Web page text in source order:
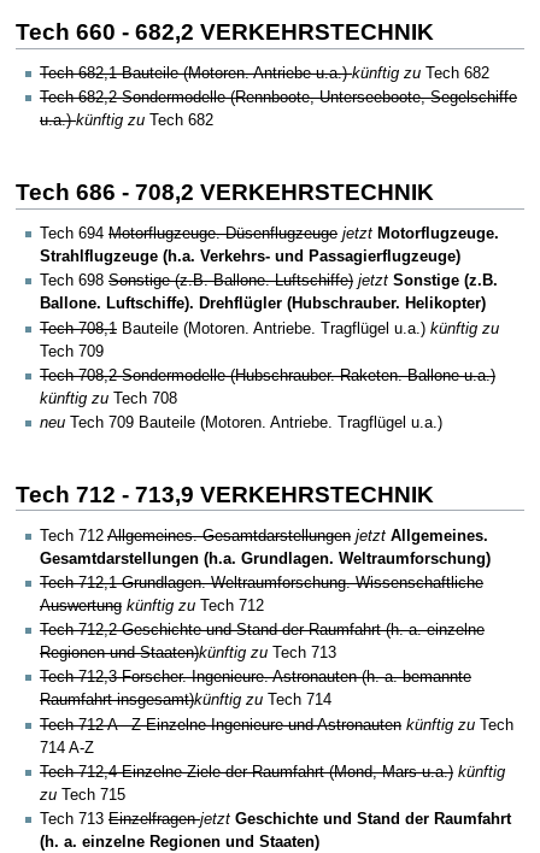
Tech 660 - 682,2 VERKEHRSTECHNIK
Tech 682,1 Bauteile (Motoren. Antriebe u.a.)künftig zu
Tech 682
Tech 682,2 Sondermodelle (Rennboote, Unterseeboote, Segelschiffe
u.a.)künftig zu Tech 682
Tech 686 - 708,2 VERKEHRSTECHNIK
Tech 694 Motorflugzeuge. Düsenflugzeuge jetzt Motorflugzeuge.
Strahlflugzeuge (h.a. Verkehrs- und Passagierflugzeuge)
Tech 698 Sonstige (z.B. Ballone. Luftschiffe) jetzt Sonstige (z.B.
Ballone. Luftschiffe). Drehflügler (Hubschrauber. Helikopter)
Tech 708,1 Bauteile (Motoren. Antriebe. Tragflügel u.a.) künftig zu
Tech 709
Tech 708,2 Sondermodelle (Hubschrauber. Raketen. Ballone u.a.)
künftig zu Tech 708
neu Tech 709 Bauteile (Motoren. Antriebe. Tragflügel u.a.)
Tech 712 - 713,9 VERKEHRSTECHNIK
Tech 712 Allgemeines. Gesamtdarstellungen jetzt Allgemeines.
Gesamtdarstellungen (h.a. Grundlagen. Weltraumforschung)
Tech 712,1 Grundlagen. Weltraumforschung. Wissenschaftliche
Auswertung künftig zu
Tech 712
Tech 712,2 Geschichte und Stand der Raumfahrt (h. a. einzelne
Regionen und Staaten)künftig zu Tech 713
Tech 712,3 Forscher. Ingenieure. Astronauten (h. a. bemannte
Raumfahrt insgesamt)künftig zu Tech 714
Tech 712 A - Z Einzelne Ingenieure und Astronauten künftig zu Tech
714 A-Z
Tech 712,4 Einzelne Ziele der Raumfahrt (Mond, Mars u.a.) künftig
zu Tech 715
Tech 713 Einzelfragenjetzt Geschichte und Stand der Raumfahrt
(h. a. einzelne Regionen und Staaten)